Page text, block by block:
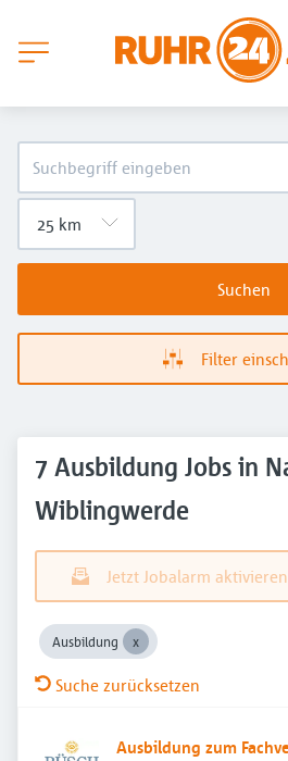
Suchen
Filter
7 Ausbildung Jobs in
Wiblingwerde
Jetzt Jobalarm
Ausbildung
Suche zurücksetzen
Ausbildung zum